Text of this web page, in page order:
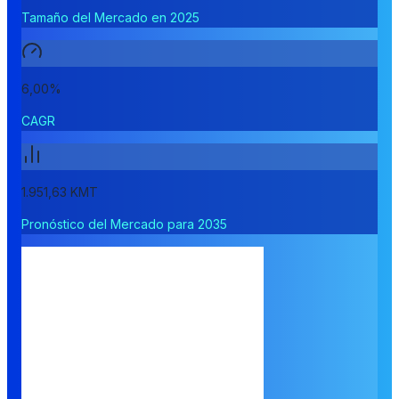
Tamaño del Mercado en 2025
6,00%
CAGR
1.951,63 KMT
Pronóstico del Mercado para 2035